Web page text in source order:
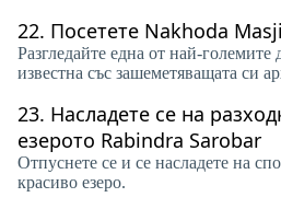
22. Посетете Nakhoda
Разгледайте една от най-
известна със зашеметяващата си
23. Насладете се на
езерото Rabindra Sarobar
Отпуснете се и се насладете на
красиво езеро.